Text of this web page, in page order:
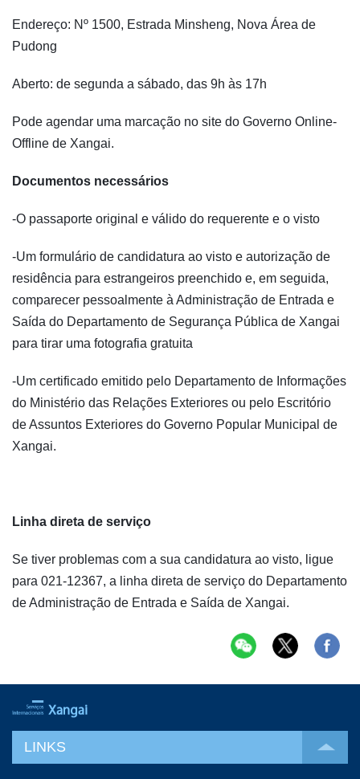
Endereço: Nº 1500, Estrada Minsheng, Nova Área de
Pudong
Aberto: de segunda a sábado, das 9h às 17h
Pode agendar uma marcação no site do Governo Online-
Offline de Xangai.
Documentos necessários
-O passaporte original e válido do requerente e o visto
-Um formulário de candidatura ao visto e autorização de
residência para estrangeiros preenchido e, em seguida,
comparecer pessoalmente à Administração de Entrada e
Saída do Departamento de Segurança Pública de Xangai
para tirar uma fotografia gratuita
-Um certificado emitido pelo Departamento de Informações
do Ministério das Relações Exteriores ou pelo Escritório
de Assuntos Exteriores do Governo Popular Municipal de
Xangai.
Linha direta de serviço
Se tiver problemas com a sua candidatura ao visto, ligue
para 021-12367, a linha direta de serviço do Departamento
de Administração de Entrada e Saída de Xangai.
LINKS